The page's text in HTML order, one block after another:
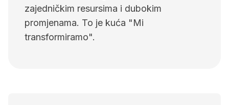
zajedničkim resursima i dubokim
promjenama. To je kuća "Mi
transformiramo".